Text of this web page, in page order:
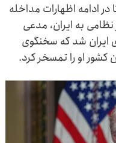
ادامه اظهارات مداخله
به ایران، مدعی
ایران شد که سخنگوی
کشور او را تمسخر کرد.